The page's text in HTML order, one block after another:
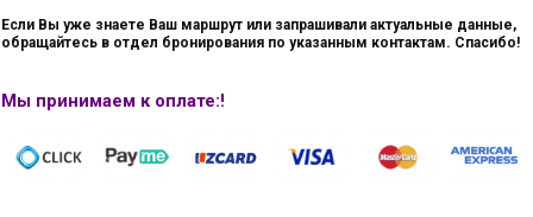
Если Вы уже знаете Ваш маршрут или запрашивали актуальные данные,
обращайтесь в отдел бронирования по указанным контактам. Спасибо!
Мы принимаем к оплате:!